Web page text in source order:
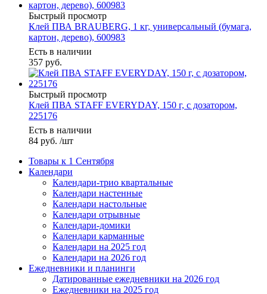
Быстрый просмотр
Клей ПВА BRAUBERG, 1 кг, универсальный (бумага,
картон, дерево), 600983
Есть в наличии
357 руб.
Быстрый просмотр
Клей ПВА STAFF EVERYDAY, 150 г, с дозатором,
225176
Есть в наличии
84 руб. /шт
Товары к 1 Сентября
Календари
Календари-трио квартальные
Календари настенные
Календари настольные
Календари отрывные
Календари-домики
Календари карманные
Календари на 2025 год
Календари на 2026 год
Ежедневники и планинги
Датированные ежедневники на 2026 год
Ежедневники на 2025 год